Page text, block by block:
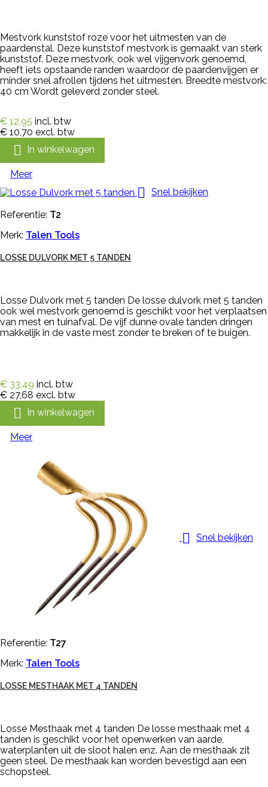
Mestvork kunststof roze voor het uitmesten van de
paardenstal. Deze kunststof mestvork is gemaakt van sterk
kunststof. Deze mestvork, ook wel vijgenvork genoemd,
heeft iets opstaande randen waardoor de paardenvijgen er
minder snel afrollen tijdens het uitmesten. Breedte mestvork:
40 cm Wordt geleverd zonder steel.
€ 12,95 incl. btw
€ 10,70 excl. btw
 In winkelwagen
Meer
 Snel bekijken
Referentie: T2
Merk: Talen Tools
LOSSE DULVORK MET 5 TANDEN
Losse Dulvork met 5 tanden De losse dulvork met 5 tanden
ook wel mestvork genoemd is geschikt voor het verplaatsen
van mest en tuinafval. De vijf dunne ovale tanden dringen
makkelijk in de vaste mest zonder te breken of te buigen.
€ 33,49 incl. btw
€ 27,68 excl. btw
 In winkelwagen
Meer
 Snel bekijken
Referentie: T27
Merk: Talen Tools
LOSSE MESTHAAK MET 4 TANDEN
Losse Mesthaak met 4 tanden De losse mesthaak met 4
tanden is geschikt voor het openwerken van aarde,
waterplanten uit de sloot halen enz. Aan de mesthaak zit
geen steel. De mesthaak kan worden bevestigd aan een
schopsteel.